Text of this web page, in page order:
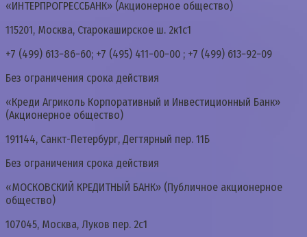
«ИНТЕРПРОГРЕССБАНК» (Акционерное общество)
115201, Москва, Старокаширское ш. 2к1с1
+7 (499) 613−86−60; +7 (495) 411−00−00 ; +7 (499) 613−92−09
Без ограничения срока действия
«Креди Агриколь Корпоративный и Инвестиционный Банк»
(Акционерное общество)
191144, Санкт-Петербург, Дегтярный пер. 11Б
Без ограничения срока действия
«МОСКОВСКИЙ КРЕДИТНЫЙ БАНК» (Публичное акционерное
общество)
107045, Москва, Луков пер. 2с1